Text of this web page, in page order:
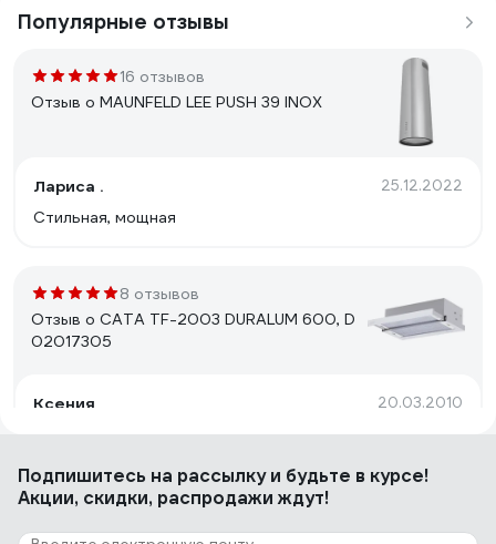
Популярные отзывы
16 отзывов
Отзыв о MAUNFELD LEE PUSH 39 INOX
Лариса . 25.12.2022
Стильная, мощная
8 отзывов
Отзыв о CATA TF-2003 DURALUM 600, D
02017305
Ксения 20.03.2010
Рекомендую всем кого интересуют встраиваемые
13 отзывов
Подпишитесь на рассылкуи будьте в курсе!
Акции, скидки, распродажи ждут!